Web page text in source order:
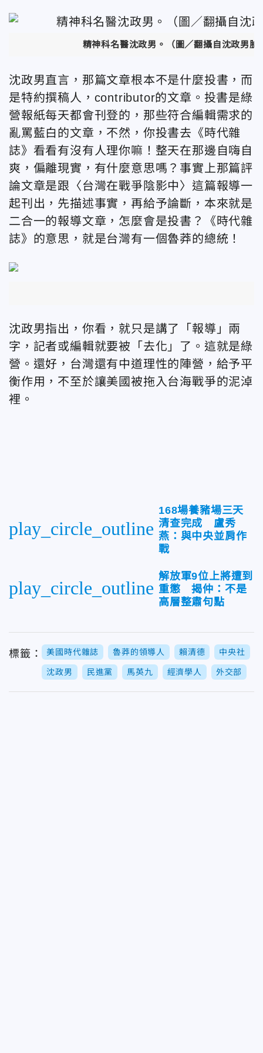
精神科名醫沈政男。（圖／翻攝自沈政男臉
沈政男直言，那篇文章根本不是什麼投書，而
是特約撰稿人，contributor的文章。投書是綠
營報紙每天都會刊登的，那些符合編輯需求的
亂罵藍白的文章，不然，你投書去《時代雜
誌》看看有沒有人理你嘛！整天在那邊自嗨自
爽，偏離現實，有什麼意思嗎？事實上那篇評
論文章是跟〈台灣在戰爭陰影中〉這篇報導一
起刊出，先描述事實，再給予論斷，本來就是
二合一的報導文章，怎麼會是投書？《時代雜
誌》的意思，就是台灣有一個魯莽的總統！
沈政男指出，你看，就只是講了「報導」兩
字，記者或編輯就要被「去化」了。這就是綠
營。還好，台灣還有中道理性的陣營，給予平
衡作用，不至於讓美國被拖入台海戰爭的泥淖
裡。
play_circle_outline
168場養豬場三天
清查完成 盧秀
燕：與中央並肩作
戰
play_circle_outline
解放軍9位上將遭到
重懲 揭仲：不是
高層整肅句點
標籤： 美國時代雜誌 魯莽的領導人 賴清德 中央社
沈政男 民進黨 馬英九 經濟學人 外交部